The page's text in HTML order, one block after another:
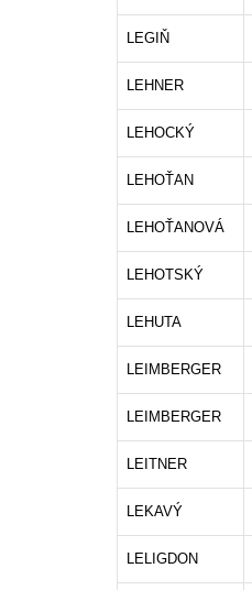
LEGIŇ
LEHNER
LEHOCKÝ
LEHOŤAN
LEHOŤANOVÁ
LEHOTSKÝ
LEHUTA
LEIMBERGER
LEIMBERGER
LEITNER
LEKAVÝ
LELIGDON